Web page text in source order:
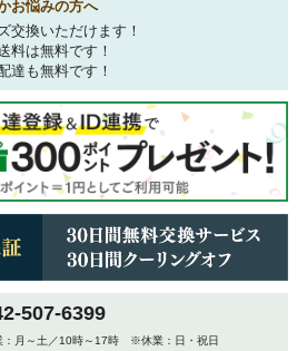
お悩みの方へ
交換いただけます！
料は無料です！
達も無料です！
507-6399
：月～土／10時～17時 ※休業：日・祝日